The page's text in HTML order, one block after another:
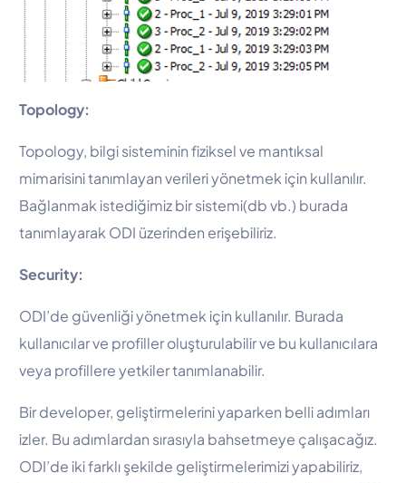
Topology:
Topology, bilgi sisteminin fiziksel ve mantıksal
mimarisini tanımlayan verileri yönetmek için kullanılır.
Bağlanmak istediğimiz bir sistemi(db vb.) burada
tanımlayarak ODI üzerinden erişebiliriz.
Security:
ODI’de güvenliği yönetmek için kullanılır. Burada
kullanıcılar ve profiller oluşturulabilir ve bu kullanıcılara
veya profillere yetkiler tanımlanabilir.
Bir developer, geliştirmelerini yaparken belli adımları
izler. Bu adımlardan sırasıyla bahsetmeye çalışacağız.
ODI’de iki farklı şekilde geliştirmelerimizi yapabiliriz,